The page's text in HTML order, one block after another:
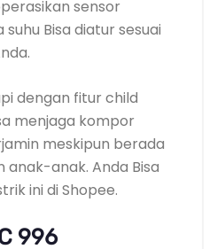
996
dan Mempunyai
ini, Anda Enggak
tabung gas.